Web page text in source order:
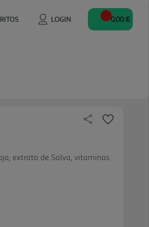
LOGIN 0,00 €
extrato de Salva, vitaminas